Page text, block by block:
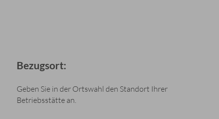
Bezugsort:
Geben Sie in der Ortswahl den Standort Ihrer
Betriebsstätte an.